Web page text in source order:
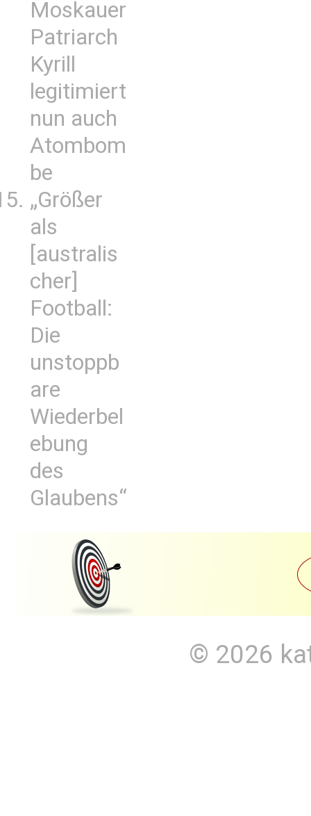
Moskauer
Patriarch
Kyrill
legitimiert
nun auch
Atombom
be
„Größer
als
[australis
cher]
Football:
Die
unstoppb
are
Wiederbel
ebung
des
Glaubens“
© 2026